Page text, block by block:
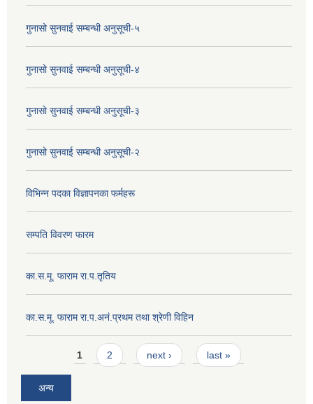
गुनासो सुनवाई सम्बन्धी अनुसूची-५
गुनासो सुनवाई सम्बन्धी अनुसूची-४
गुनासो सुनवाई सम्बन्धी अनुसूची-३
गुनासो सुनवाई सम्बन्धी अनुसूची-२
विभिन्न पदका विज्ञापनका फर्महरू
सम्पति विवरण फारम
का.स.मू. फाराम रा.प.तृतिय
का.स.मू. फाराम रा.प.अनं.प्रथम तथा श्रेणी विहिन
Pages1 2 next › last »
अन्य